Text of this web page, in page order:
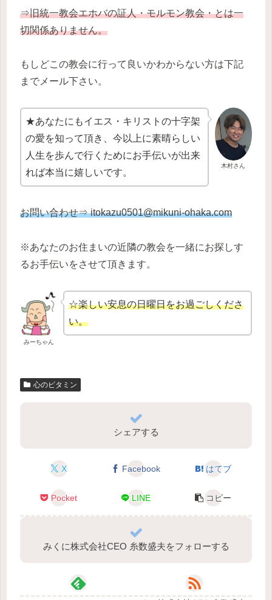
⇒旧統一教会エホバの証人・モルモン教会・とは一
切関係ありません。
もしどこの教会に行って良いかわからない方は下記
までメール下さい。
木村さん
★あなたにもイエス・キリストの十字架
の愛を知って頂き、今以上に素晴らしい
人生を歩んで行くためにお手伝いが出来
れば本当に嬉しいです。
お問い合わせ⇒ itokazu0501@mikuni-ohaka.com
※あなたのお住まいの近隣の教会を一緒にお探しす
るお手伝いをさせて頂きます。
みーちゃん
☆楽しい安息の日曜日をお過ごしくださ
い。
心のビタミン
シェアする
X Facebook はてブ
Pocket LINE コピー
みくに株式会社CEO 糸数盛夫をフォローする